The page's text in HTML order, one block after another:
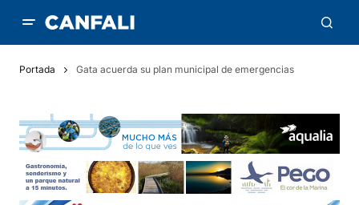
Portada Gata acuerda su plan municipal de emergencias